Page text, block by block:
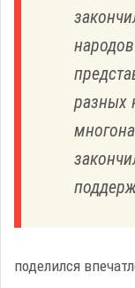
разных
поделился